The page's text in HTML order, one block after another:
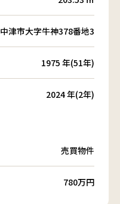
中津市大字牛神378番地3
1975 年(51年)
2024 年(2年)
売買物件
780万円